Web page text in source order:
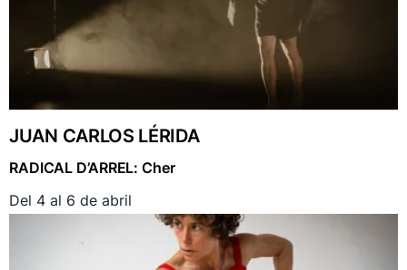
JUAN CARLOS LÉRIDA
RADICAL D’ARREL: Cher
Del 4 al 6 de abril